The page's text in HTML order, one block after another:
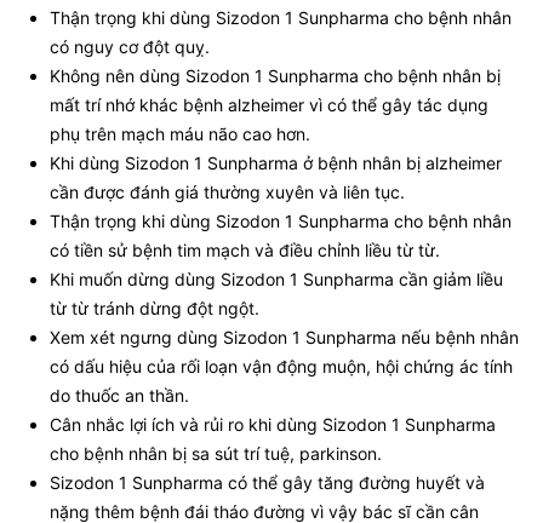
Thận trọng khi dùng Sizodon 1 Sunpharma cho bệnh nhân
có nguy cơ đột quỵ.
Không nên dùng Sizodon 1 Sunpharma cho bệnh nhân bị
mất trí nhớ khác bệnh alzheimer vì có thể gây tác dụng
phụ trên mạch máu não cao hơn.
Khi dùng Sizodon 1 Sunpharma ở bệnh nhân bị alzheimer
cần được đánh giá thường xuyên và liên tục.
Thận trọng khi dùng Sizodon 1 Sunpharma cho bệnh nhân
có tiền sử bệnh tim mạch và điều chỉnh liều từ từ.
Khi muốn dừng dùng Sizodon 1 Sunpharma cần giảm liều
từ từ tránh dừng đột ngột.
Xem xét ngưng dùng Sizodon 1 Sunpharma nếu bệnh nhân
có dấu hiệu của rối loạn vận động muộn, hội chứng ác tính
do thuốc an thần.
Cân nhắc lợi ích và rủi ro khi dùng Sizodon 1 Sunpharma
cho bệnh nhân bị sa sút trí tuệ, parkinson.
Sizodon 1 Sunpharma có thể gây tăng đường huyết và
nặng thêm bệnh đái tháo đường vì vậy bác sĩ cần cân